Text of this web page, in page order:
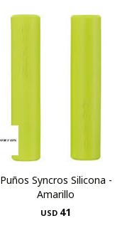
Puños Syncros Silicona -
Amarillo
USD 41